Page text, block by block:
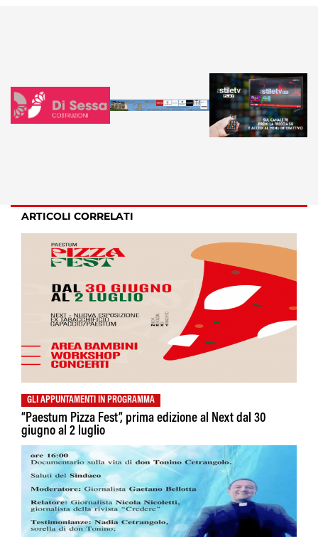
ARTICOLI CORRELATI
GLI APPUNTAMENTI IN PROGRAMMA
“Paestum Pizza Fest”, prima edizione al Next dal 30
giugno al 2 luglio